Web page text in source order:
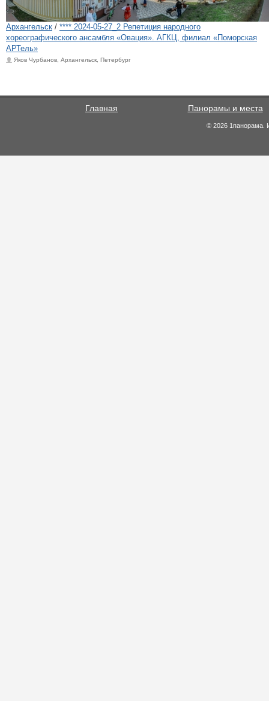
Архангельск / **** 2024-05-27_2 Репетиция народного
хореографического ансамбля «Овация». АГКЦ, филиал «Поморская
АРТель»
Яков Чурбанов, Архангельск, Петербург
Главная Панорамы и места
© 2026 1панорама.